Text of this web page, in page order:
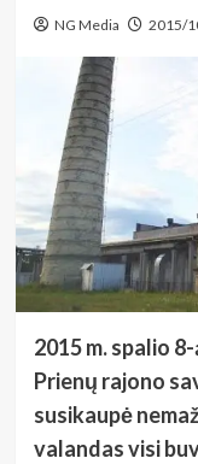
NG Media 2015/
2015 m. spalio
Prienų rajono
susikaupė
valandas visi